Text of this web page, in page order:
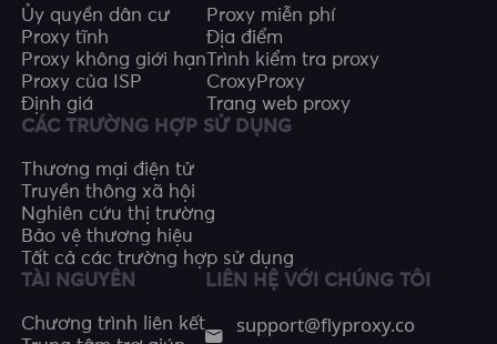
Ủy quyền dân cư
Proxy tĩnh
Proxy không giới hạn
Proxy của ISP
Định giá
Proxy miễn phí
Địa điểm
Trình kiểm tra proxy
CroxyProxy
Trang web proxy
CÁC TRƯỜNG HỢP SỬ DỤNG
Thương mại điện tử
Truyền thông xã hội
Nghiên cứu thị trường
Bảo vệ thương hiệu
Tất cả các trường hợp sử dụng
TÀI NGUYÊN
Chương trình liên kết
LIÊN HỆ VỚI CHÚNG TÔI
support@flyproxy.co